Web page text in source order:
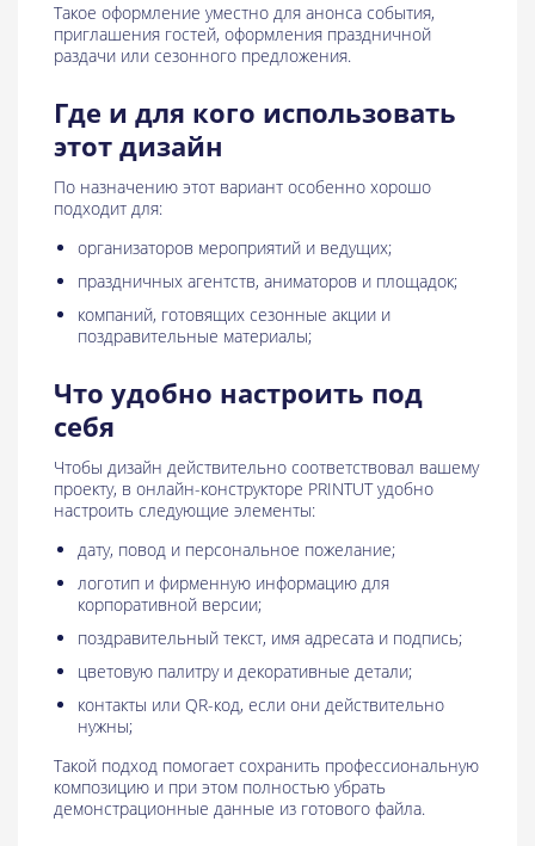
Такое оформление уместно для анонса события,
приглашения гостей, оформления праздничной
раздачи или сезонного предложения.
Где и для кого использовать
этот дизайн
По назначению этот вариант особенно хорошо
подходит для:
организаторов мероприятий и ведущих;
праздничных агентств, аниматоров и площадок;
компаний, готовящих сезонные акции и
поздравительные материалы;
Что удобно настроить под
себя
Чтобы дизайн действительно соответствовал вашему
проекту, в онлайн-конструкторе PRINTUT удобно
настроить следующие элементы:
дату, повод и персональное пожелание;
логотип и фирменную информацию для
корпоративной версии;
поздравительный текст, имя адресата и подпись;
цветовую палитру и декоративные детали;
контакты или QR-код, если они действительно
нужны;
Такой подход помогает сохранить профессиональную
композицию и при этом полностью убрать
демонстрационные данные из готового файла.